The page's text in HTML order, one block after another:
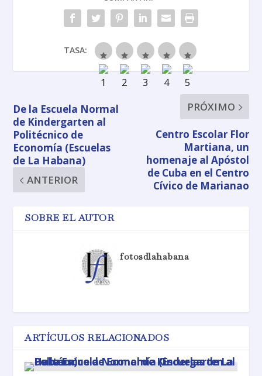
TASA:
De la Escuela Normal
de Kindergarten al
Politécnico de
Economía (Escuelas
de La Habana)
ANTERIOR
PRÓXIMO
Centro Escolar Flor
Martiana, un
homenaje al Apóstol
de Cuba en el Centro
Cívico de Marianao
SOBRE EL AUTOR
fotosdlahabana
ARTÍCULOS RELACIONADOS